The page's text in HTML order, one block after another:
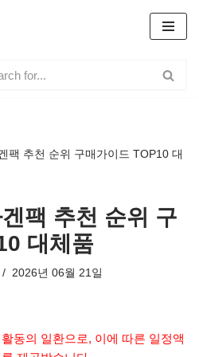
팩 추천 순위 구매가이드 TOP10 대
팩 추천 순위 구
대체품
2026년 06월 21일
동의 일환으로, 이에 따른 일정액